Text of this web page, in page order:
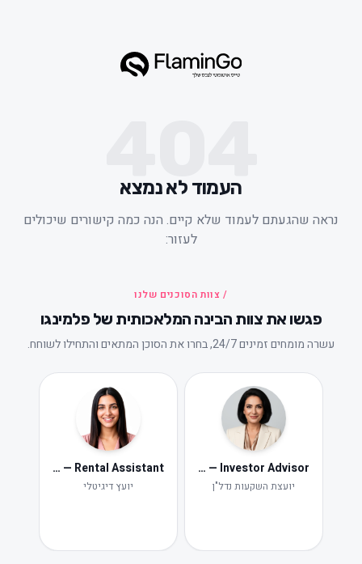
העמוד לא נמצא
שהגעתם לעמוד שלא קיים. הנה כמה קישורים שיכולים
לעזור:
/ צוות הסוכנים שלנו
פגשו את צוות הבינה המלאכותית של פלמינגו
עשרה מומחים זמינים 24/7, בחרו את הסוכן המתאים והתחילו לשוחח.
Iris — Investor Advisor
יועצת השקעות נדל"ן
Neta — Rental Assistant
יועץ דיגיטלי